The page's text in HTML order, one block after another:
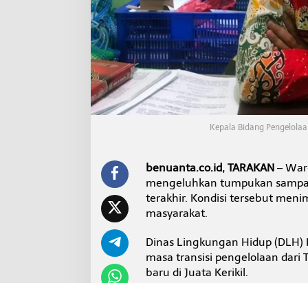
n
g
k
u
t
a
n
a
,
D
L
H
:
r
a
n
s
Kepala Bidang
benuanta.co.id, TARAKAN–
mengeluhkan tumpukan
terakhir. Kondisi tersebut
masyarakat.
Dinas Lingkungan Hidup
masa transisi pengelolaan dari
baru di Juata Kerikil.